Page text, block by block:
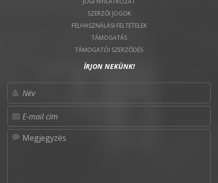
SZERZŐI JOGOK
FELHASZNÁLÁSI FELTÉTELEK
TÁMOGATÁS
TÁMOGATÓI SZERZŐDÉS
ÍRJON NEKÜNK!